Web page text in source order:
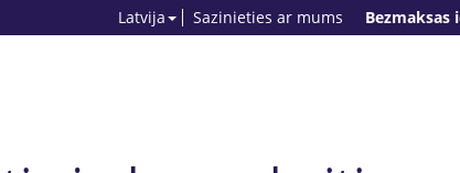
Bezmaksas
Sazinieties ar mums
Latvija